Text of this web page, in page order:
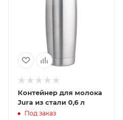
Контейнер для молока
Jura из стали 0,6 л
Под заказ